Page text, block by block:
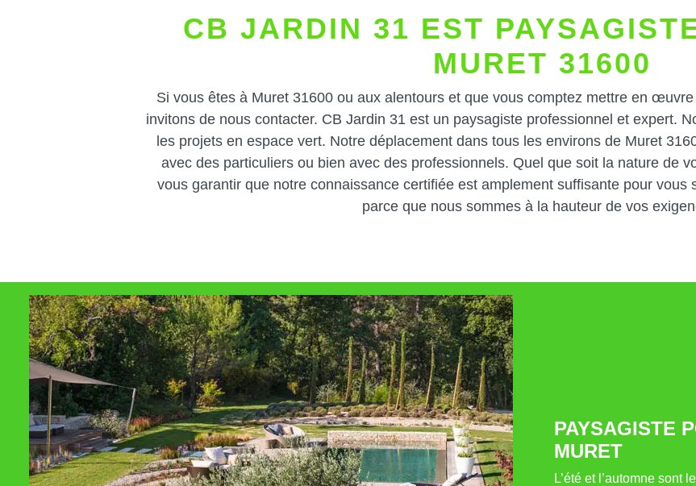
CB JARDIN 31 EST
MURET 31600
Si vous êtes à Muret 31600 ou aux alentours et que vous comptez mettre en
invitons de nous contacter. CB Jardin 31 est un paysagiste professionnel et expert.
les projets en espace vert. Notre déplacement dans tous les environs de Muret
avec des particuliers ou bien avec des professionnels. Quel que soit la nature de
vous garantir que notre connaissance certifiée est amplement suffisante pour vous
parce que nous sommes à la hauteur de vos
PAYSAGISTE
MURET
L’été et l’automne sont